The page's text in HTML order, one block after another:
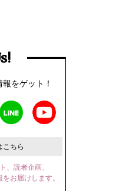
をゲット！
こちら
、読者企画、
お届けします。